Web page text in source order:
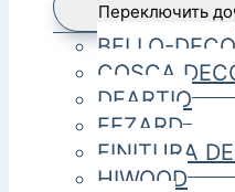
Переключить
BELLO-DECO
COSCA
DEARTIO
FEZARD
FINITURA
HIWOOD